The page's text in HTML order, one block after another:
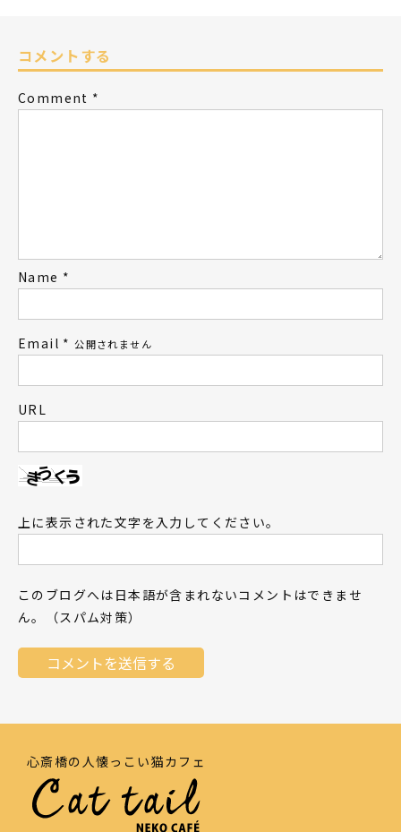
コメントする
Comment *
Name *
Email * 公開されません
URL
上に表示された文字を入力してください。
このブログへは日本語が含まれないコメントはできませ
ん。（スパム対策）
心斎橋の人懐っこい猫カフェ